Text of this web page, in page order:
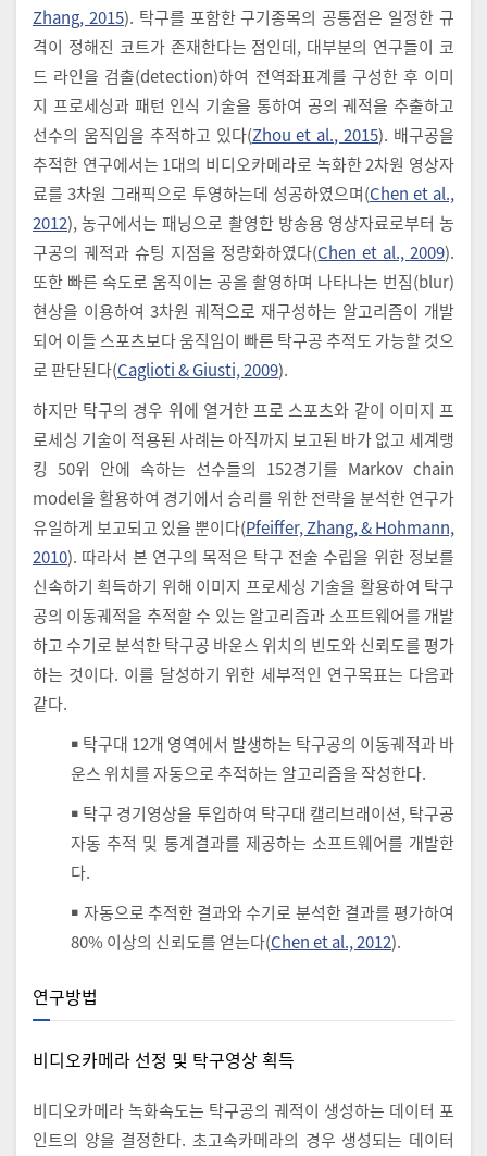
Zhang, 2015). 탁구를 포함한 구기종목의 공통점은 일정한 규
격이 정해진 코트가 존재한다는 점인데, 대부분의 연구들이 코
드 라인을 검출(detection)하여 전역좌표계를 구성한 후 이미
지 프로세싱과 패턴 인식 기술을 통하여 공의 궤적을 추출하고
선수의 움직임을 추적하고 있다(Zhou et al., 2015). 배구공을
추적한 연구에서는 1대의 비디오카메라로 녹화한 2차원 영상자
료를 3차원 그래픽으로 투영하는데 성공하였으며(Chen et al.,
2012), 농구에서는 패닝으로 촬영한 방송용 영상자료로부터 농
구공의 궤적과 슈팅 지점을 정량화하였다(Chen et al., 2009).
또한 빠른 속도로 움직이는 공을 촬영하며 나타나는 번짐(blur)
현상을 이용하여 3차원 궤적으로 재구성하는 알고리즘이 개발
되어 이들 스포츠보다 움직임이 빠른 탁구공 추적도 가능할 것으
로 판단된다(Caglioti & Giusti, 2009).
하지만 탁구의 경우 위에 열거한 프로 스포츠와 같이 이미지 프
로세싱 기술이 적용된 사례는 아직까지 보고된 바가 없고 세계랭
킹 50위 안에 속하는 선수들의 152경기를 Markov chain
model을 활용하여 경기에서 승리를 위한 전략을 분석한 연구가
유일하게 보고되고 있을 뿐이다(Pfeiffer, Zhang, & Hohmann,
2010). 따라서 본 연구의 목적은 탁구 전술 수립을 위한 정보를
신속하기 획득하기 위해 이미지 프로세싱 기술을 활용하여 탁구
공의 이동궤적을 추적할 수 있는 알고리즘과 소프트웨어를 개발
하고 수기로 분석한 탁구공 바운스 위치의 빈도와 신뢰도를 평가
하는 것이다. 이를 달성하기 위한 세부적인 연구목표는 다음과
같다.
￭ 탁구대 12개 영역에서 발생하는 탁구공의 이동궤적과 바
운스 위치를 자동으로 추적하는 알고리즘을 작성한다.
￭ 탁구 경기영상을 투입하여 탁구대 캘리브래이션, 탁구공
자동 추적 및 통계결과를 제공하는 소프트웨어를 개발한
다.
￭ 자동으로 추적한 결과와 수기로 분석한 결과를 평가하여
80% 이상의 신뢰도를 얻는다(Chen et al., 2012).
연구방법
비디오카메라 선정 및 탁구영상 획득
비디오카메라 녹화속도는 탁구공의 궤적이 생성하는 데이터 포
인트의 양을 결정한다. 초고속카메라의 경우 생성되는 데이터